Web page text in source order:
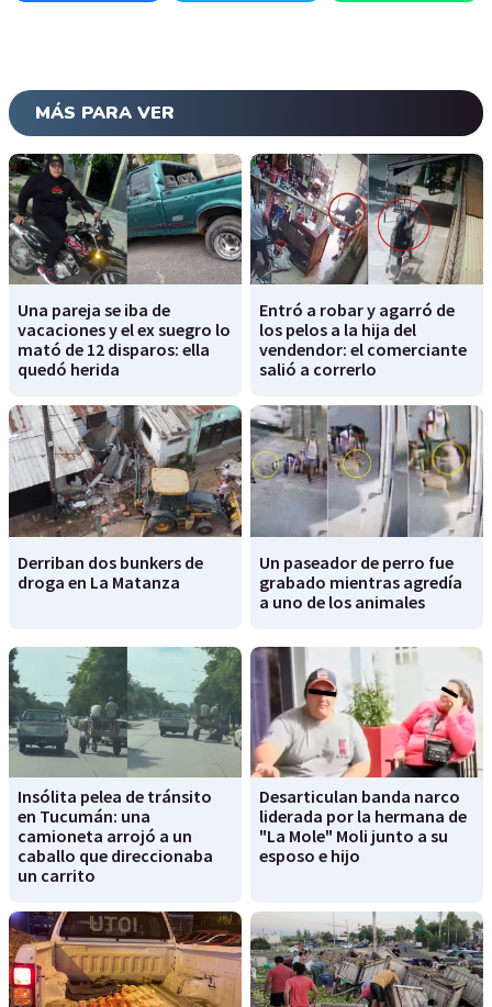
MÁS PARA VER
Una pareja se iba de
vacaciones y el ex suegro lo
mató de 12 disparos: ella
quedó herida
Entró a robar y agarró de
los pelos a la hija del
vendendor: el comerciante
salió a correrlo
Derriban dos bunkers de
droga en La Matanza
Un paseador de perro fue
grabado mientras agredía
a uno de los animales
Insólita pelea de tránsito
en Tucumán: una
camioneta arrojó a un
caballo que direccionaba
un carrito
Desarticulan banda narco
liderada por la hermana de
"La Mole" Moli junto a su
esposo e hijo